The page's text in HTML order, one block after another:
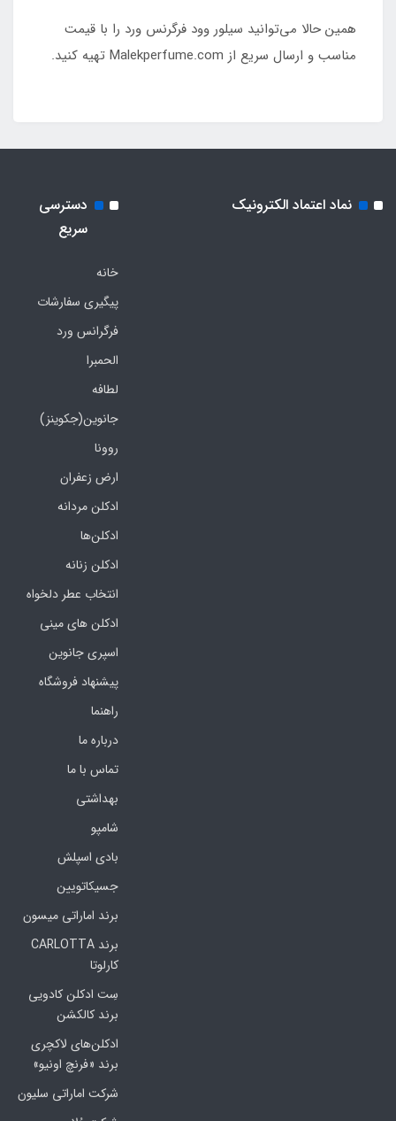
همین حالا می‌توانید سیلور وود فرگرنس ورد را با قیمت
مناسب و ارسال سریع از Malekperfume.com تهیه کنید.
نماد اعتماد الکترونیک
دسترسی
سریع
خانه
پیگیری سفارشات
فرگرانس ورد
الحمبرا
لطافه
جانوین(جکوینز)
روونا
ارض زعفران
ادکلن مردانه
ادکلن‌ها
ادکلن زنانه
انتخاب عطر دلخواه
ادکلن های مینی
اسپری جانوین
پیشنهاد فروشگاه
راهنما
درباره ما
تماس با ما
بهداشتی
شامپو
بادی اسپلش
جسیکاتویین
برند اماراتی میسون
برند CARLOTTA
کارلوتا
سِت ادکلن کادویی
برند کالکشن
ادکلن‌های لاکچری
برند «فرنچ اونیو»
شرکت اماراتی سلیون